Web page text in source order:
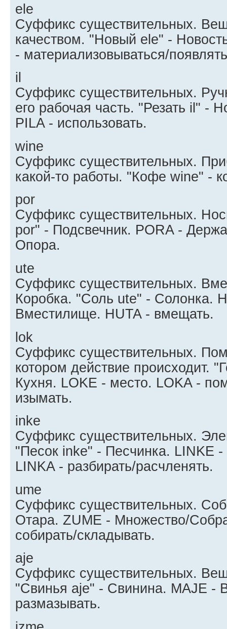
ele
Суффикс существительных.
качеством. "Новый ele" -
- материализовываться/
il
Суффикс существительных.
его рабочая часть. "Резать il" -
PILA - использовать.
wine
Суффикс существительных.
какой-то работы. "Кофе wine" -
por
Суффикс существительных.
por" - Подсвечник. PORA -
Опора.
ute
Суффикс существительных.
Коробка. "Соль ute" - Солонка.
Вместилище. HUTA - вмещать.
lok
Суффикс существительных.
котором действие происходит.
Кухня. LOKE - место. LOKA -
изымать.
inke
Суффикс существительных.
"Песок inke" - Песчинка. LINKE
LINKA - разбирать/расчленять.
ume
Суффикс существительных.
Отара. ZUME - Множество/
собирать/складывать.
aje
Суффикс существительных.
"Свинья aje" - Свинина. MAJE -
размазывать.